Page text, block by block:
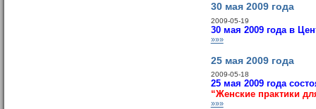
30 мая 2009 года
2009-05-19
30 мая 2009 года в
»»»
25 мая 2009 года
2009-05-18
25 мая 2009 года
“Женские практики
»»»